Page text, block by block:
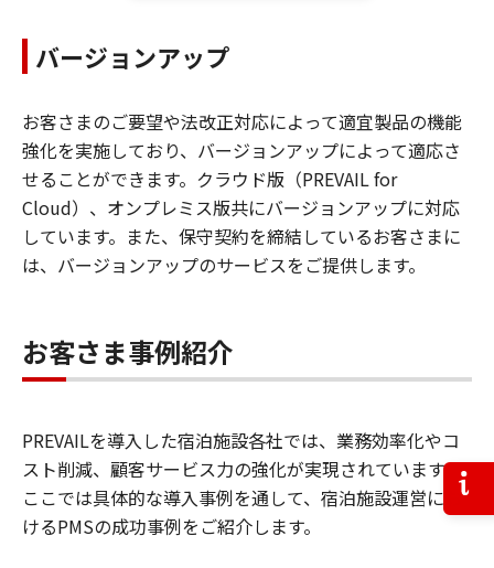
お
バージョンアップ
お客さまのご要望や法改正対応によって適宜製品の機能
強化を実施しており、バージョンアップによって適応さ
せることができます。クラウド版（PREVAIL for
Cloud）、オンプレミス版共にバージョンアップに対応
しています。また、保守契約を締結しているお客さまに
は、バージョンアップのサービスをご提供します。
お客さま事例紹介
PREVAILを導入した宿泊施設各社では、業務効率化やコ
スト削減、顧客サービス力の強化が実現されています。
ここでは具体的な導入事例を通して、宿泊施設運営にお
けるPMSの成功事例をご紹介します。